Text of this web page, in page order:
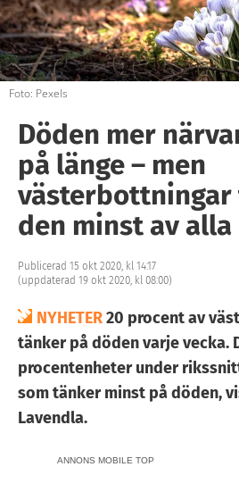
Foto: Pexels
Döden mer
på länge – men
västerbottningar
den minst av alla
Publicerad 15 okt 2020, kl 14:17
(uppdaterad 19 okt 2020, kl 08:00)
NYHETER20 procent av
tänker på döden varje vecka.
procentenheter under
som tänker minst på döden,
Lavendla.
ANNONS MOBILE TOP